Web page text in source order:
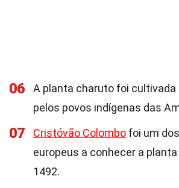
06
A planta charuto foi cultivada
pelos povos indígenas das
07 Cristóvão Colombo foi um
europeus a conhecer a
1492.